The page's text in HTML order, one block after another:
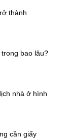
thành
bao lâu?
nhà ở hình
cần giấy